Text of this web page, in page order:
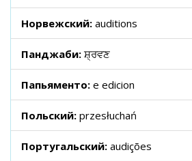
Норвежский: auditions
Панджаби: ਸ਼੍ਰਵਣ
Папьяменто: e edicion
Польский: przesłuchań
Португальский: audições